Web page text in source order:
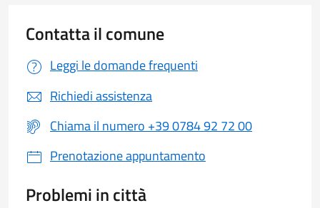
Contatta il comune
Leggi le domande frequenti
Richiedi assistenza
Chiama il numero +39 0784 92 72 00
Prenotazione appuntamento
Problemi in città